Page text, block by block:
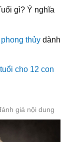
gì? Ý nghĩa
thủydành
cho 12 con
giá nội dung